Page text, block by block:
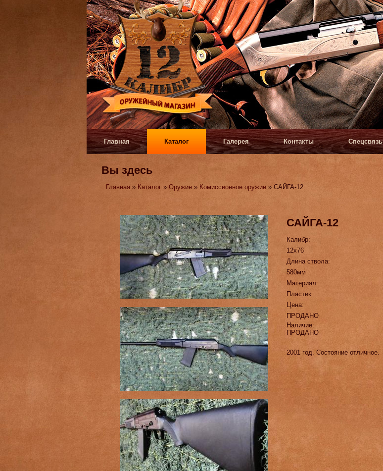
Главная Каталог Галерея Контакты Спецсвязь
Вы здесь
Главная » Каталог »Оружие » Комиссионное оружие » САЙГА-12
САЙГА-12
Калибр:
12х76
Длина ствола:
580мм
Материал:
Пластик
Цена:
ПРОДАНО
Наличие:
ПРОДАНО
2001 год. Состояние отличное.